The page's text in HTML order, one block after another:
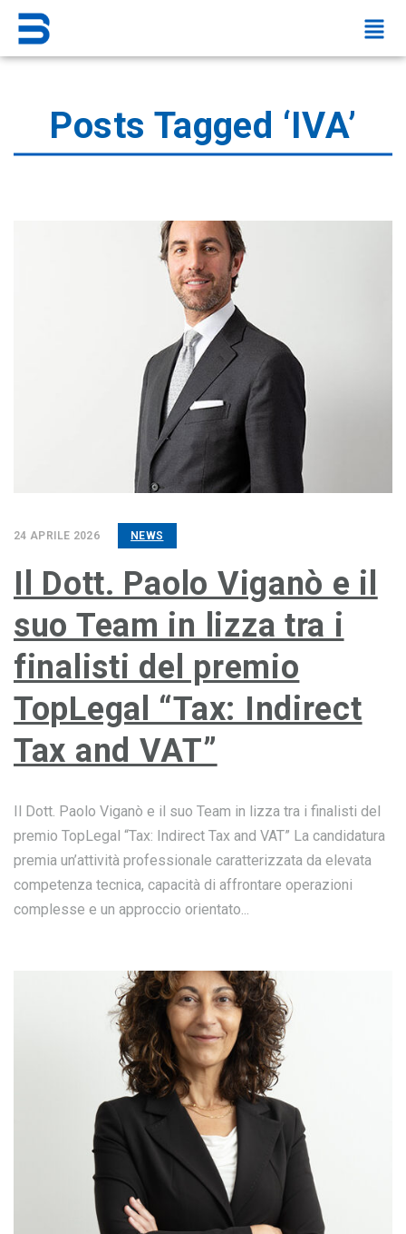
Posts Tagged ‘IVA’
24 APRILE 2026 NEWS
Il Dott. Paolo Viganò e il
suo Team in lizza tra i
finalisti del premio
TopLegal “Tax: Indirect
Tax and VAT”
Il Dott. Paolo Viganò e il suo Team in lizza tra i finalisti del
premio TopLegal “Tax: Indirect Tax and VAT” La candidatura
premia un’attività professionale caratterizzata da elevata
competenza tecnica, capacità di affrontare operazioni
complesse e un approccio orientato...